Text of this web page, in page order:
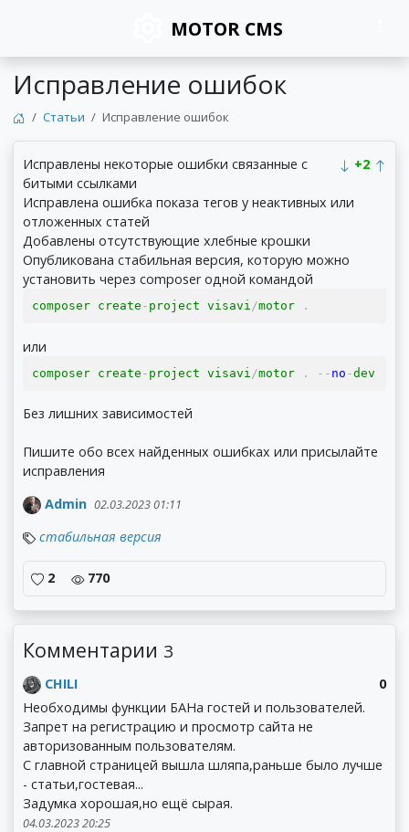
MOTOR CMS
Исправление ошибок
Статьи Исправление ошибок
+2
Исправлены некоторые ошибки связанные с
битыми ссылками
Исправлена ошибка показа тегов у неактивных или
отложенных статей
Добавлены отсутствующие хлебные крошки
Опубликована стабильная версия, которую можно
установить через composer одной командой
composer create - project visavi /motor .
или
composer create - project visavi /motor . -- no -dev
Без лишних зависимостей
Пишите обо всех найденных ошибках или присылайте
исправления
Admin 02.03.2023 01:11
стабильная версия
2 770
Комментарии 3
0
CHILI
Необходимы функции БАНа гостей и пользователей.
Запрет на регистрацию и просмотр сайта не
авторизованным пользователям.
С главной страницей вышла шляпа,раньше было лучше
- статьи,гостевая...
Задумка хорошая,но ещё сырая.
04.03.2023 20:25